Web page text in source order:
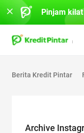
Berita Kredit Pintar
Archive
Pinjam